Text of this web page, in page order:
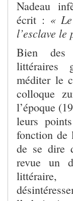
Nadeau
écrit : «
l’esclave
Bien des
littéraires
méditer le
colloque
l’époque
leurs
fonction de
de se dire
revue un